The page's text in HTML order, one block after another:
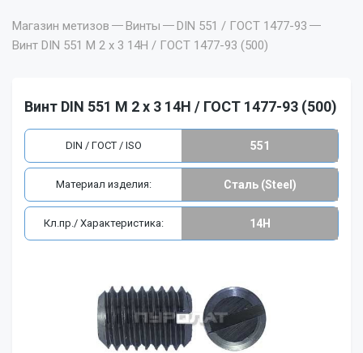
Магазин метизов Винты
DIN 551 / ГОСТ 1477-93
Винт DIN 551 M 2 x 3 14H / ГОСТ 1477-93 (500)
Винт DIN 551 M 2 x 3 14H / ГОСТ 1477-93 (500)
DIN / ГОСТ / ISO 551
Материал изделия: Сталь (Steel)
Кл.пр./ Характеристика: 14H